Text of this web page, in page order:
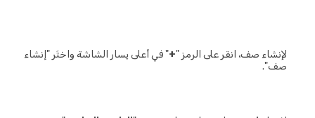
لإنشاء صف، انقر على الرمز "+" في أعلى يسار الشاشة واختَر "إنشاء
صف".